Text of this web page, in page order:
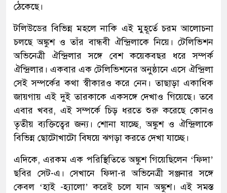
ঠেকেছে।
টলিউডের বিভিন্ন মহলে নাকি এই মুহূর্তে চরম আলোচনা
চলছে অঙ্কুশ ও তাঁর বান্ধবী ঐন্দ্রিলাকে নিয়ে। টেলিভিশন
অভিনেত্রী ঐন্দ্রিলার সঙ্গে বেশ কয়েকবছর ধরে সম্পর্ক
ঐন্দ্রিলার। একবার এক টেলিভিশনের অনুষ্ঠানে এসে ঐন্দ্রিলা
সেই সম্পর্কের কথা স্বীকারও করে নেন। তাছাড়া একাধিক
জায়গায় এই দুই তারকাকে একসঙ্গে দেখাও গিয়েছে। তবে
এবার খবর, এই সম্পর্কে চিড় ধরতে শুরু করেছে কোনও
তৃতীয় ব্যক্তিত্বের জন্য। শোনা যাচ্ছে, অঙ্কুশ ও ঐন্দ্রিলাকে
বিভিন্ন ছোটোখাটো বিষয়ে ঝগড়া করতে দেখা যাচ্ছে।
এদিকে, এরকম এক পরিস্থিতিতে অঙ্কুশ গিয়েছিলেন ‘ফিদা’
ছবির সেট-এ। সেখানে ফিদা-র অভিনেত্রী সঞ্জনার সঙ্গে
কেবল ‘হাই -হ্যালো’ করেই চলে যান অঙ্কুশ। এই সমস্ত